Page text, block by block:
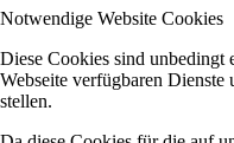
Notwendige Website Cookies
Diese Cookies sind unbedingt
Webseite verfügbaren
stellen.